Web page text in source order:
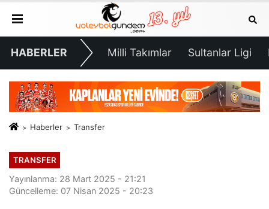
HABERLER Milli Takımlar Sultanlar Ligi
Haberler Transfer
TRANSFER
Yayınlanma: 28 Mart 2025 - 21:21
Güncelleme: 07 Nisan 2025 - 20:23